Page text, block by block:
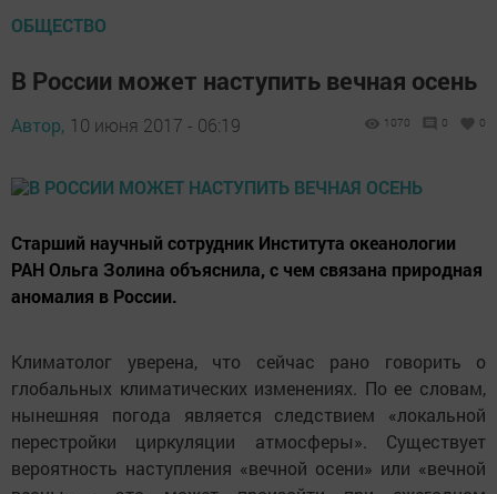
ОБЩЕСТВО
В России может наступить вечная осень
Автор, 10 июня 2017 - 06:19 1070 0 0
Старший научный сотрудник Института океанологии
РАН Ольга Золина объяснила, с чем связана природная
аномалия в России.
Климатолог уверена, что сейчас рано говорить о
глобальных климатических изменениях. По ее словам,
нынешняя погода является следствием «локальной
перестройки циркуляции атмосферы». Существует
вероятность наступления «вечной осени» или «вечной